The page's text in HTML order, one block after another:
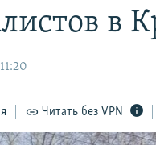
в
Читать без VPN